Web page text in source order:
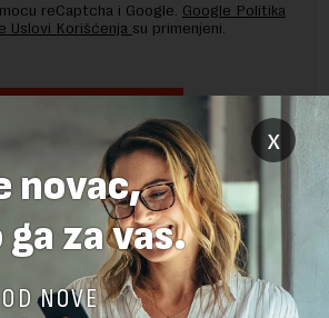
reCaptcha i Google. Google Politika
Uslovi Korišćenja su primenjeni.
x
novac,
za vas.
NOVE